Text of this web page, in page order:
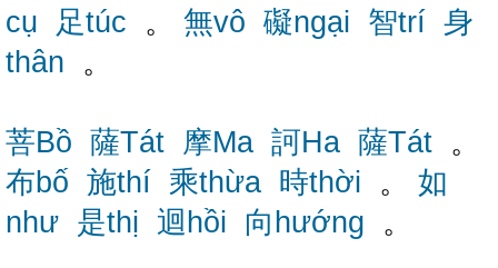
cụ
足túc 。 無vô 礙ngại 智trí 身
thân 。
菩Bồ 薩Tát 摩Ma 訶Ha 薩Tát 。
布bố 施thí 乘thừa 時thời 。 如
như 是thị 迴hồi 向hướng 。